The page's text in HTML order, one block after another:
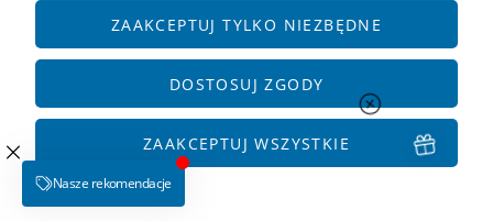
ul. Czereśniowa 18
55-095 Januszkowice
Social Media
ZAAKCEPTUJ TYLKO NIEZBĘDNE
DOSTOSUJ ZGODY
ZAAKCEPTUJ WSZYSTKIE